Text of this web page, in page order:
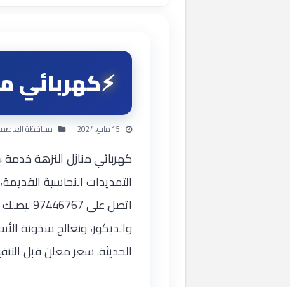
كهربائي منازل النزهة
15 مايو، 2024 محافظة
التمديدات النحاسية
اتصل
والديكور، ونعالج سخونة
الحديثة. سعر معلن قبل